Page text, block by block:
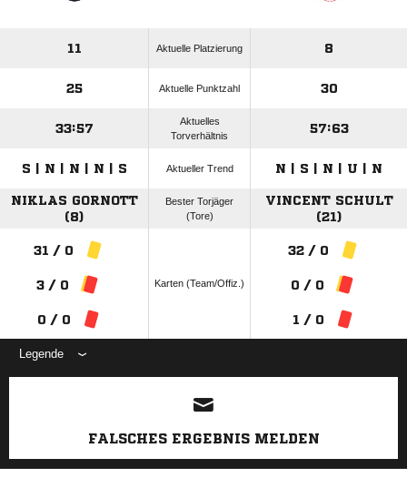
11 Aktuelle Platzierung 8
25 Aktuelle Punktzahl 30
33:57
Aktuelles
Torverhältnis
57:63
S | N | N | N | S Aktueller Trend N | S | N | U | N
NIKLAS GORNOTT
(8)
Bester Torjäger
(Tore)
VINCENT SCHULT
(21)
31 / 0
3 / 0
0 / 0
Karten (Team/Offiz.)
32 / 0
0 / 0
1 / 0
Legende
ANZEIGE
FALSCHES ERGEBNIS MELDEN